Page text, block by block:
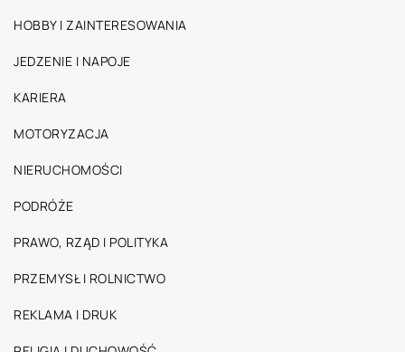
HOBBY I ZAINTERESOWANIA
JEDZENIE I NAPOJE
KARIERA
MOTORYZACJA
NIERUCHOMOŚCI
PODRÓŻE
PRAWO, RZĄD I POLITYKA
PRZEMYSŁ I ROLNICTWO
REKLAMA I DRUK